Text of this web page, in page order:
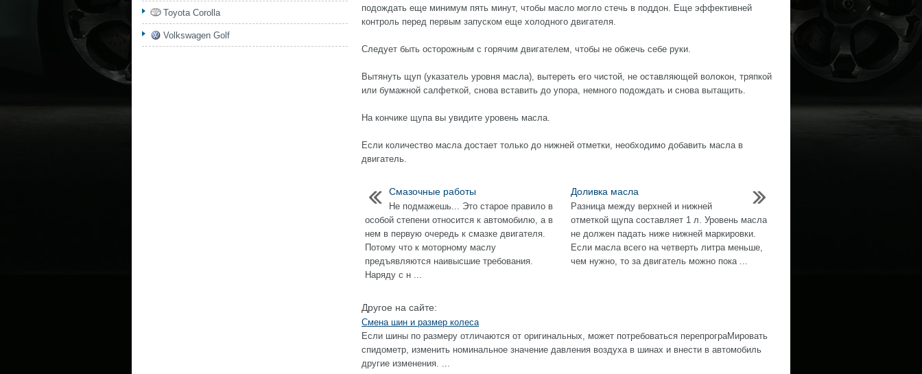
подождать еще минимум пять минут, чтобы масло могло стечь в поддон. Еще эффективней
контроль перед первым запуском еще холодного двигателя.
Следует быть осторожным с горячим двигателем, чтобы не обжечь себе руки.
Вытянуть щуп (указатель уровня масла), вытереть его чистой, не оставляющей волокон, тряпкой
или бумажной салфеткой, снова вставить до упора, немного подождать и снова вытащить.
На кончике щупа вы увидите уровень масла.
Если количество масла достает только до нижней отметки, необходимо добавить масла в
двигатель.
Смазочные работы
Не подмажешь... Это старое правило в
особой степени относится к автомобилю, а в
нем в первую очередь к смазке двигателя.
Потому что к моторному маслу
предъявляются наивысшие требования.
Наряду с н ...
Доливка масла
Разница между верхней и нижней
отметкой щупа составляет 1 л. Уровень масла
не должен падать ниже нижней маркировки.
Если масла всего на четверть литра меньше,
чем нужно, то за двигатель можно пока ...
Другое на сайте:
Смена шин и размер колеса
Если шины по размеру отличаются от оригинальных, может потребоваться перепрограМировать
спидометр, изменить номинальное значение давления воздуха в шинах и внести в автомобиль
другие изменения. ...
Toyota Corolla
Volkswagen Golf